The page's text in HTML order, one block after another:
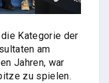
Kategorie der
am
Jahren, war
zu spielen.